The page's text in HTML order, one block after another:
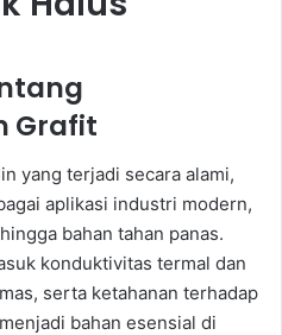
Grafit
yang terjadi secara alami,
aplikasi industri modern,
bahan tahan panas.
konduktivitas termal dan
serta ketahanan terhadap
bahan esensial di